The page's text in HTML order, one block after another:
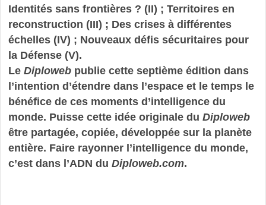
Identités sans frontières ? (II) ; Territoires en
reconstruction (III) ; Des crises à différentes
échelles (IV) ; Nouveaux défis sécuritaires pour
la Défense (V).
Le Diplowebpublie cette septième édition dans
l’intention d’étendre dans l’espace et le temps le
bénéfice de ces moments d’intelligence du
monde. Puisse cette idée originale du Diploweb
être partagée, copiée, développée sur la planète
entière. Faire rayonner l’intelligence du monde,
c’est dans l’ADN du Diploweb.com.